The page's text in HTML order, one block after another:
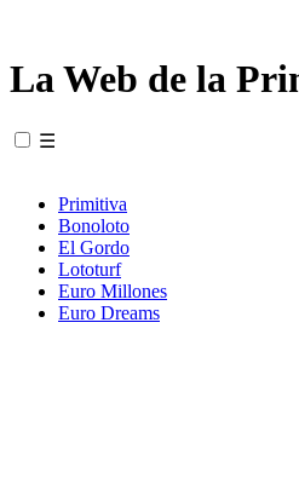
La Web de la
☰
Primitiva
Bonoloto
El Gordo
Lototurf
Euro Millones
Euro Dreams